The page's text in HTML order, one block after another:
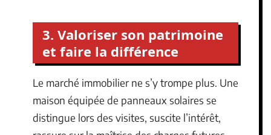
3. Valoriser son patrimoine
et faire la différence
Le marché immobilier ne s’y trompe plus. Une
maison équipée de panneaux solaires se
distingue lors des visites, suscite l’intérêt,